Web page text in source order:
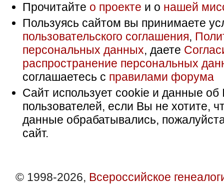
Прочитайте о проекте и о нашей
Пользуясь сайтом вы принимаете
пользовательского соглашения,
персональных данных, даете
распространение персональных
соглашаетесь с правилами форума
Сайт использует cookie и данные об
пользователей, если Вы не хотите,
данные обрабатывались,
сайт.
© 1998-2026, Всероссийское